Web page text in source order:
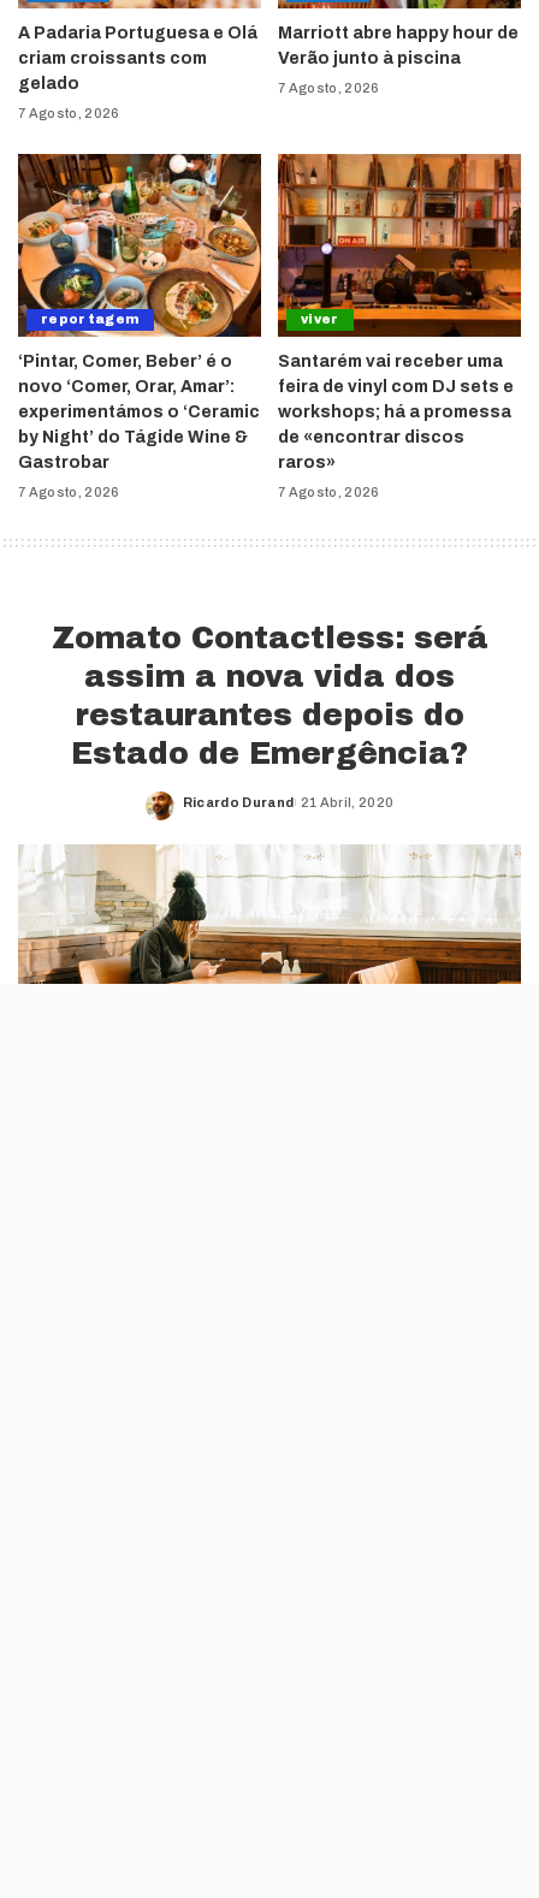
A Padaria Portuguesa e Olá
criam croissants com
gelado
7 Agosto, 2026
Marriott abre happy hour de
Verão junto à piscina
7 Agosto, 2026
reportagem
‘Pintar, Comer, Beber’ é o
novo ‘Comer, Orar, Amar’:
experimentámos o ‘Ceramic
by Night’ do Tágide Wine &
Gastrobar
7 Agosto, 2026
viver
Santarém vai receber uma
feira de vinyl com DJ sets e
workshops; há a promessa
de «encontrar discos
raros»
7 Agosto, 2026
Zomato Contactless: será
assim a nova vida dos
restaurantes depois do
Estado de Emergência?
Posted
Ricardo Durand 21 Abril, 2020